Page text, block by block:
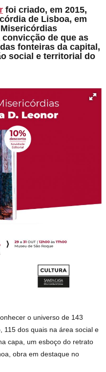
foi criado, em 2015,
de Lisboa, em
de que as
fonteiras da capital,
social e territorial do
o universo de 143
115 dos quais na área social e
capa, um esboço do retrato
obra em destaque no